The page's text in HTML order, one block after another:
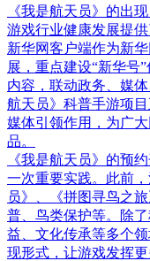
《我是航天员》的出
游戏行业健康发展提供
新华网客户端作为新
展，重点建设“新华号
内容，联动政务、媒
航天员》科普手游项
媒体引领作用，为广
品。
《我是航天员》的预
一次重要实践。此前
员》、《拼图寻鸟之
普、鸟类保护等。除
益、文化传承等多个
现形式，让游戏发挥更